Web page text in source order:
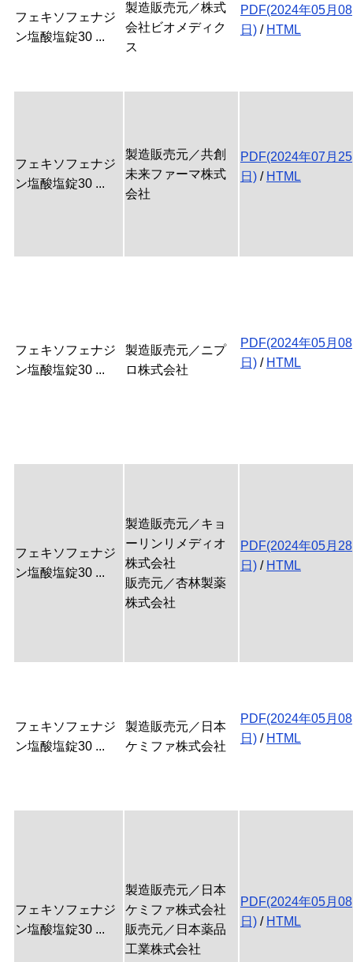
フェキソフェナジ
ン塩酸塩錠30 ...
製造販売元／株式
会社ビオメディク
ス
PDF(2024年05月08
日) / HTML
フェキソフェナジ
ン塩酸塩錠30 ...
製造販売元／共創
未来ファーマ株式
会社
PDF(2024年07月25
日) / HTML
フェキソフェナジ
ン塩酸塩錠30 ...
製造販売元／ニプ
ロ株式会社
PDF(2024年05月08
日) / HTML
フェキソフェナジ
ン塩酸塩錠30 ...
製造販売元／キョ
ーリンリメディオ
株式会社
販売元／杏林製薬
株式会社
PDF(2024年05月28
日) / HTML
フェキソフェナジ
ン塩酸塩錠30 ...
製造販売元／日本
ケミファ株式会社
PDF(2024年05月08
日) / HTML
フェキソフェナジ
ン塩酸塩錠30 ...
製造販売元／日本
ケミファ株式会社
販売元／日本薬品
工業株式会社
PDF(2024年05月08
日) / HTML